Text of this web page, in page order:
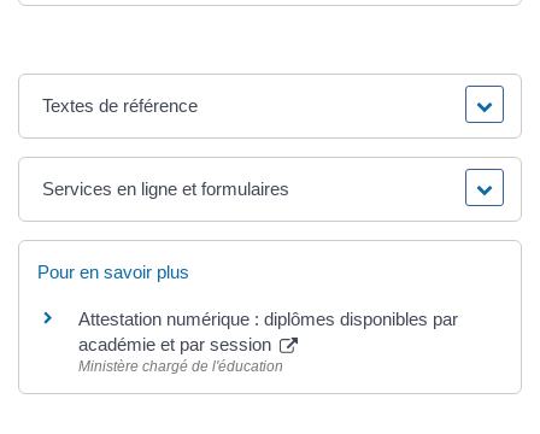
Textes de référence
Services en ligne et formulaires
Pour en savoir plus
Attestation numérique : diplômes disponibles par
académie et par session
Ministère chargé de l'éducation